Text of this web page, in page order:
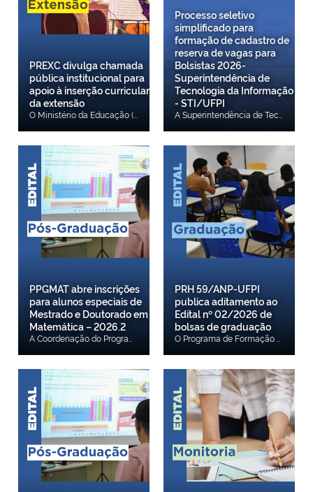
PREXC divulga chamada
pública institucional para
apoio à inserção curricular
da extensão
Processo seletivo
simplificado para
formação de cadastro de
reserva de vagas para
Bolsistas 2026-
Superintendência de
Tecnologia da Informação
- STI/UFPI
PPGMAT abre inscrições
para alunos especiais de
Mestrado e Doutorado em
Matemática – 2026.2
PRH 59/ANP-UFPI
publica aditamento ao
Edital nº 02/2026 de
bolsas de graduação